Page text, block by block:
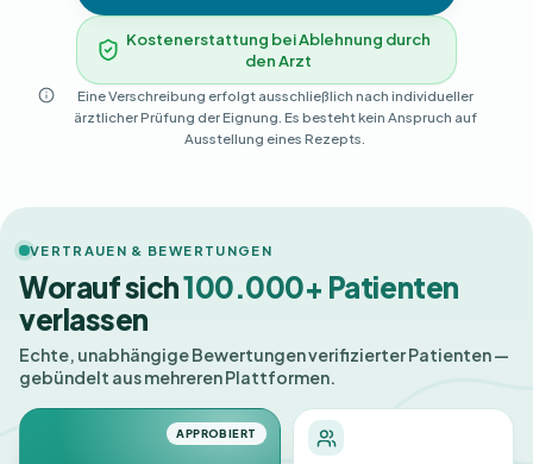
Kostenerstattung bei Ablehnung durch
den Arzt
Eine Verschreibung erfolgt ausschließlich nach individueller
ärztlicher Prüfung der Eignung. Es besteht kein Anspruch auf
Ausstellung eines Rezepts.
VERTRAUEN & BEWERTUNGEN
Worauf sich100.000+ Patienten
verlassen
Echte, unabhängige Bewertungen verifizierter Patienten —
gebündelt aus mehreren Plattformen.
APPROBIERT